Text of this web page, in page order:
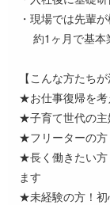
・現場では先輩
約1ヶ月で基本
【こんな方たち
★お仕事復帰を考
★子育て世代の主
★フリーターの方
★長く働きたい方
ます
★未経験の方！初